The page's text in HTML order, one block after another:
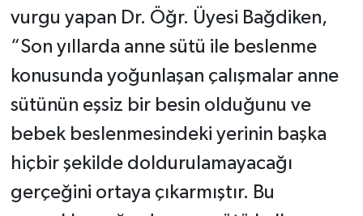
vurgu yapan Dr. Öğr. Üyesi Bağdiken,
“Son yıllarda anne sütü ile beslenme
konusunda yoğunlaşan çalışmalar anne
sütünün eşsiz bir besin olduğunu ve
bebek beslenmesindeki yerinin başka
hiçbir şekilde doldurulamayacağı
gerçeğini ortaya çıkarmıştır. Bu